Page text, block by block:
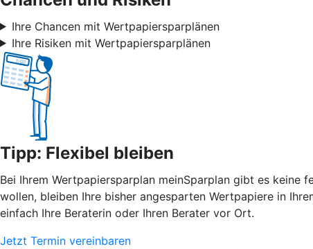
Ihre Chancen mit Wertpapiersparplänen
Ihre Risiken mit Wertpapiersparplänen
Tipp: Flexibel bleiben
Bei Ihrem Wertpapiersparplan meinSparplan gibt es keine
wollen, bleiben Ihre bisher angesparten Wertpapiere in
einfach Ihre Beraterin oder Ihren Berater vor Ort.
Jetzt Termin vereinbaren